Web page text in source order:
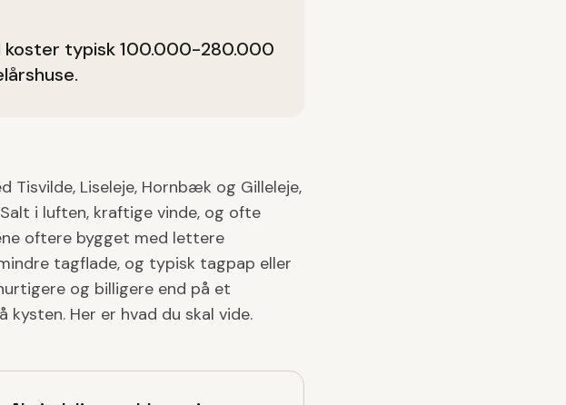
typisk 100.000-280.000
Liseleje, Hornbæk og Gilleleje,
i luften, kraftige vinde, og ofte
oftere bygget med lettere
tagflade, og typisk tagpap eller
og billigere end på et
Her er hvad du skal vide.